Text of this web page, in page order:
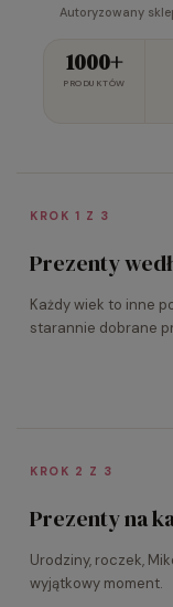
Autoryzowany
1000+
PRODUKTÓW
KROK 1 Z 3
Prezenty
Każdy wiek to inne
starannie dobrane
Dla noworodka
Dla 1,5-latka
KROK 2 Z 3
Prezenty na
Urodziny, roczek,
wyjątkowy moment.
Urodziny
Narodziny
Wyprawka i pierwsze
Święta